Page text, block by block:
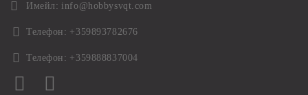
Имейл: info@hobbysvqt.com
Телефон: +359893782676
Телефон: +359888837004